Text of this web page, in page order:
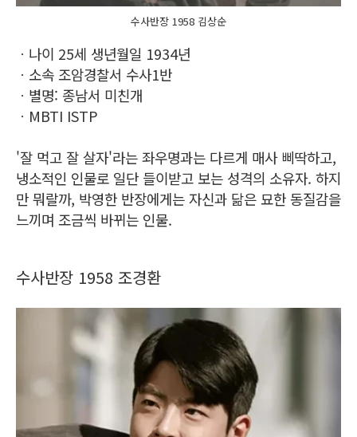
수사반장 1958 김상순
ㆍ나이 25세 생년월일 1934년
ㆍ소속 조암경찰서 수사1반
ㆍ별명: 종남서 미친개
ㆍMBTI ISTP
'잘 먹고 잘 살자'라는 좌우명과는 다르게 매사 삐딱하고,
냉소적인 인물로 일단 들이받고 보는 성격의 소유자. 하지
만 뭐랄까, 박영한 반장에게는 자신과 닮은 묘한 동질감을
느끼며 조금씩 바뀌는 인물.
수사반장 1958 조경환